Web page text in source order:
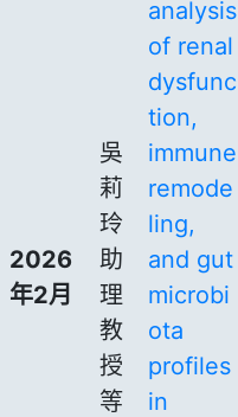
2026
年2月
吳
莉
玲
助
理
教
授
等
analysis
of renal
dysfunc
tion,
immune
remode
ling,
and gut
microbi
ota
profiles
in